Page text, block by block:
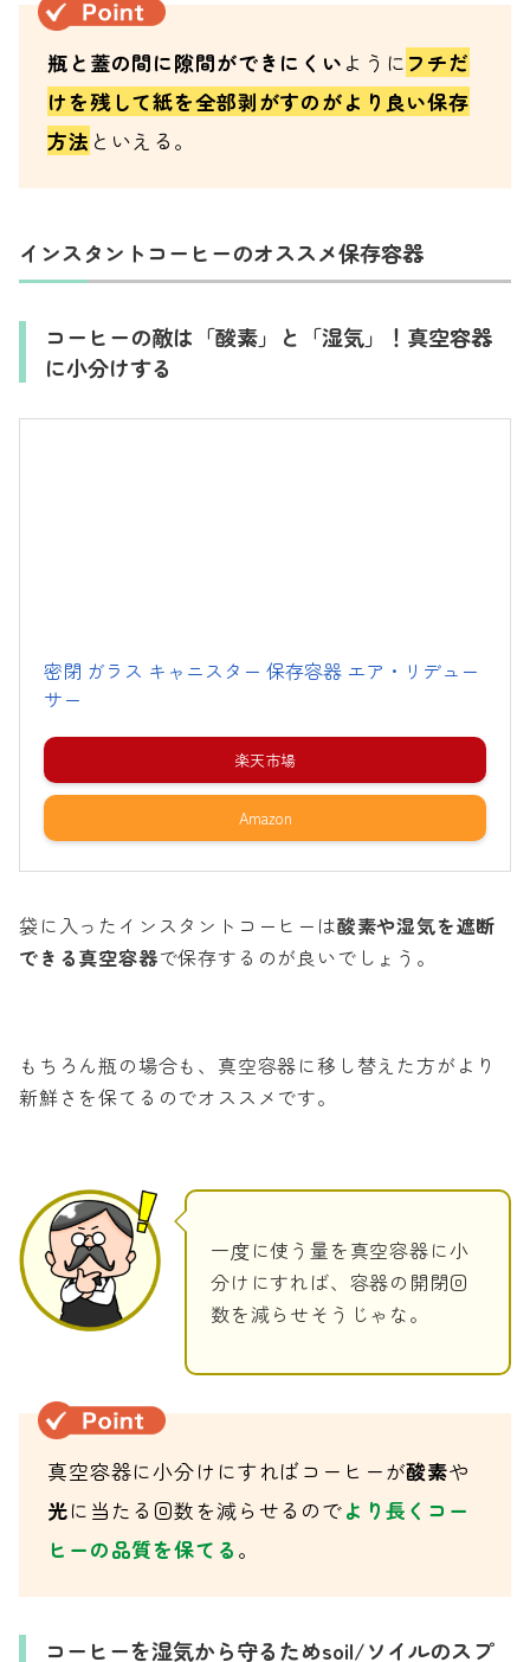
瓶と蓋の間に隙間ができにくい ように フチだ
けを残して紙を全部剥がすのがより良い保存
方法 といえる。
インスタントコーヒーのオススメ保存容器
コーヒーの敵は「酸素」と「湿気」！真空容器
に小分けする
密閉 ガラス キャニスター 保存容器 エア・リデュー
サー
楽天市場
Amazon
袋に入ったインスタントコーヒーは酸素や湿気を遮断
できる真空容器で保存するのが良いでしょう。
もちろん瓶の場合も、真空容器に移し替えた方がより
新鮮さを保てるのでオススメです。
一度に使う量を真空容器に小
分けにすれば、容器の開閉回
数を減らせそうじゃな。
真空容器に小分けにすればコーヒーが酸素や
光に当たる回数を減らせるのでより長くコー
ヒーの品質を保てる 。
コーヒーを湿気から守るためsoil/ソイルのスプ